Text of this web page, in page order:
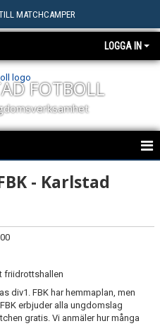
MATCHCAMPER
LOGGA IN
FOTBOLL
- Karlstad
friidrottshallen
div1. FBK har hemmaplan, men
erbjuder alla ungdomslag
gratis. Vi anmäler hur många